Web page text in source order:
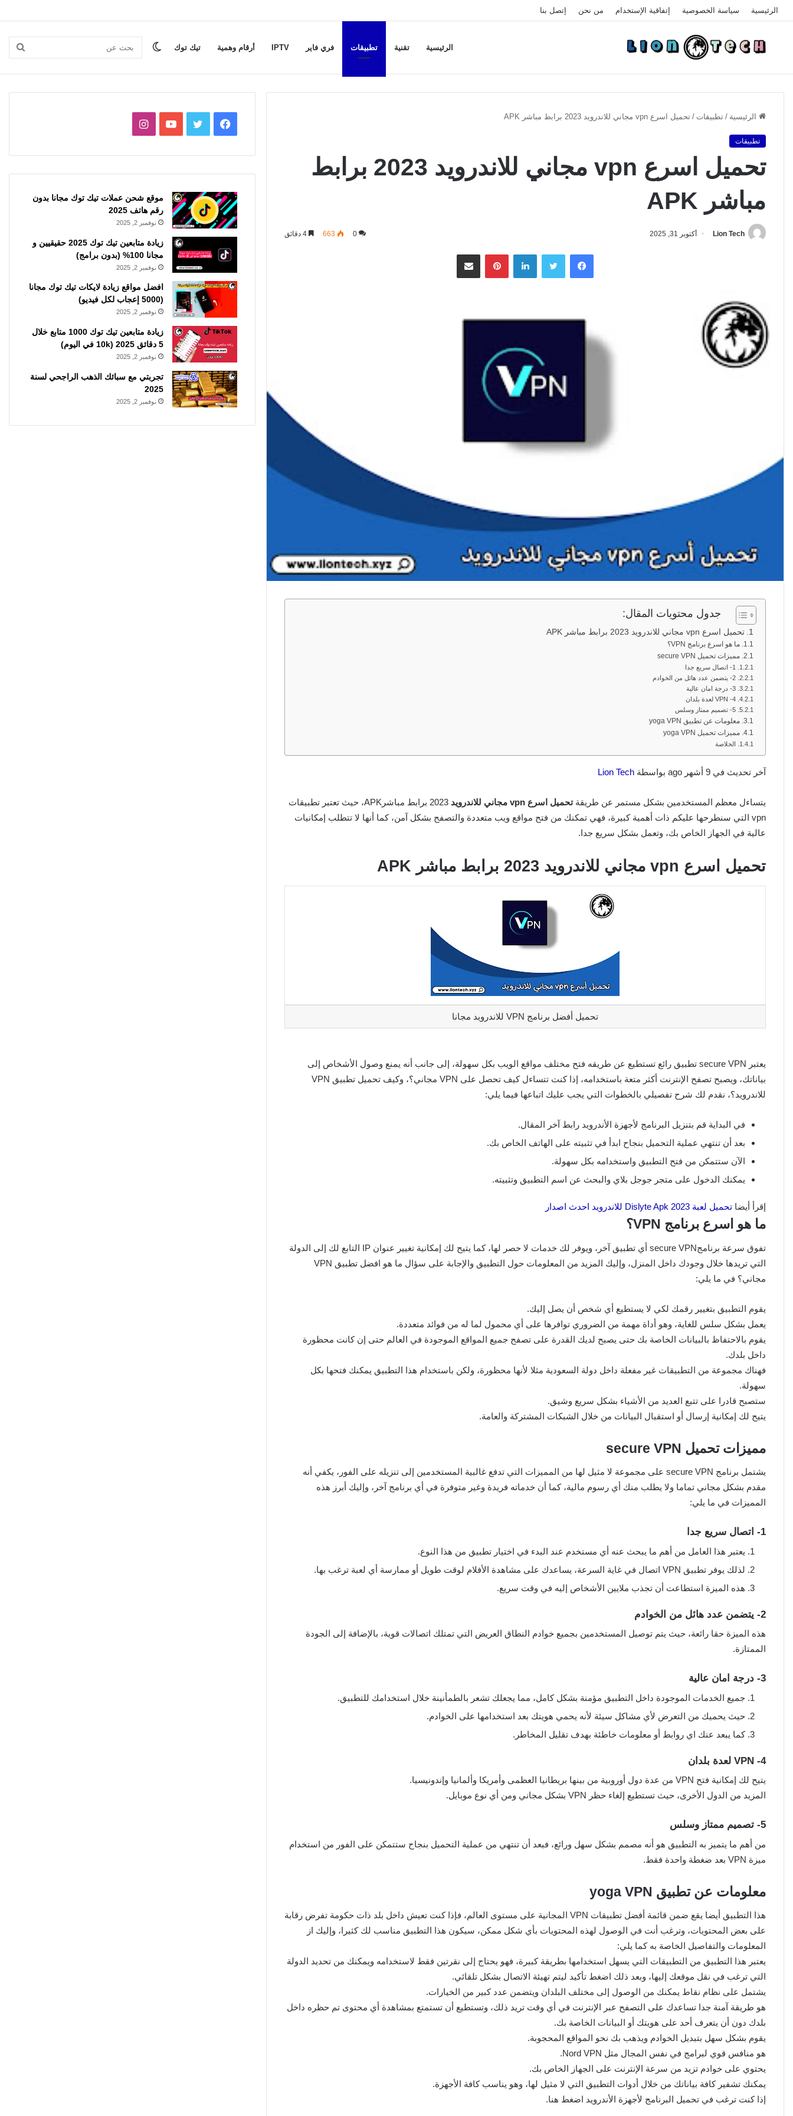
الرئيسية سياسة الخصوصية إتفاقية الإستخدام من نحن إتصل بنا
الرئيسية تقنية تطبيقات فري فاير IPTV أرقام وهمية تيك توك بحث الوضع
الرئيسية / تطبيقات / تحميل اسرع vpn مجاني للاندرويد 2023 برابط مباشر APK
تطبيقات
تحميل اسرع vpn مجاني للاندرويد 2023 برابط
مباشر APK
Lion Tech أكتوبر 31, 2025 0
663
فيسبوك تويتر لينكدإن بينتيريستمشاركة عبر البريد
جدول محتويات المقال:
تحميل اسرع vpn مجاني للاندرويد 2023 برابط مباشر APK
ما هو اسرع برنامج VPN؟
مميزات تحميل secure VPN
1- اتصال سريع جدا
2- يتضمن عدد هائل من الخوادم
3- درجة امان عالية
4- VPN لعدة بلدان
5- تصميم ممتاز وسلس
معلومات عن تطبيق yoga VPN
مميزات تحميل yoga VPN
الخلاصة
آخر تحديث في 9 أشهر ago بواسطة Lion Tech
يتساءل معظم المستخدمين بشكل مستمر عن طريقةتحميل اسرع vpn مجاني للاندرويد
2023 برابط مباشرAPK، حيث تعتبر تطبيقات
vpn التي سنطرحها عليكم ذات أهمية كبيرة، فهي تمكنك من فتح مواقع ويب متعددة والتصفح بشكل آمن، كما أنها لا تتطلب إمكانيات
عالية في الجهاز الخاص بك، وتعمل بشكل سريع جدا.
تحميل اسرع vpn مجاني للاندرويد 2023 برابط مباشر APK
تحميل أفضل برنامج VPN للاندرويد مجانا
يعتبر secure VPN تطبيق رائع تستطيع عن طريقه فتح مختلف مواقع الويب بكل سهولة، إلى جانب أنه يمنع وصول الأشخاص إلى
بياناتك، ويصبح تصفح الإنترنت أكثر متعة باستخدامه، إذا كنت تتساءل كيف تحصل على VPN مجاني؟، وكيف تحميل تطبيق VPN
للاندرويد؟، نقدم لك شرح تفصيلي بالخطوات التي يجب عليك اتباعها فيما يلي:
في البداية قم بتنزيل البرنامج لأجهزة الأندرويد رابط آخر المقال.
بعد أن تنتهي عملية التحميل بنجاح ابدأ في تثبيته على الهاتف الخاص بك.
الآن ستتمكن من فتح التطبيق واستخدامه بكل سهولة.
يمكنك الدخول على متجر جوجل بلاي والبحث عن اسم التطبيق وتثبيته.
إقرأ أيضا تحميل لعبة Dislyte Apk 2023 للاندرويد احدث اصدار
ما هو اسرع برنامج VPN؟
تفوق سرعة برنامجsecure VPN أي تطبيق آخر، ويوفر لك خدمات لا حصر لها، كما يتيح لك إمكانية تغيير عنوان IP التابع لك إلى الدولة
التي تريدها خلال وجودك داخل المنزل، وإليك المزيد من المعلومات حول التطبيق والإجابة على سؤال ما هو افضل تطبيق VPN
مجاني؟ في ما يلي:
يقوم التطبيق بتغيير رقمك لكي لا يستطيع أي شخص أن يصل إليك.
يعمل بشكل سلس للغاية، وهو أداة مهمة من الضروري توافرها على أي محمول لما له من فوائد متعددة.
يقوم بالاحتفاظ بالبيانات الخاصة بك حتى يصبح لديك القدرة على تصفح جميع المواقع الموجودة في العالم حتى إن كانت محظورة
داخل بلدك.
فهناك مجموعة من التطبيقات غير مفعلة داخل دولة السعودية مثلا لأنها محظورة، ولكن باستخدام هذا التطبيق يمكنك فتحها بكل
سهولة.
ستصبح قادرا على تتبع العديد من الأشياء بشكل سريع وشيق.
يتيح لك إمكانية إرسال أو استقبال البيانات من خلال الشبكات المشتركة والعامة.
مميزات تحميل secure VPN
يشتمل برنامج secure VPN على مجموعة لا مثيل لها من المميزات التي تدفع غالبية المستخدمين إلى تنزيله على الفور، يكفي أنه
مقدم بشكل مجاني تماما ولا يطلب منك أي رسوم مالية، كما أن خدماته فريدة وغير متوفرة في أي برنامج آخر، وإليك أبرز هذه
المميزات في ما يلي:
1- اتصال سريع جدا
يعتبر هذا العامل من أهم ما يبحث عنه أي مستخدم عند البدء في اختيار تطبيق من هذا النوع.
لذلك يوفر تطبيق VPN اتصال في غاية السرعة، يساعدك على مشاهدة الأفلام لوقت طويل أو ممارسة أي لعبة ترغب بها.
هذه الميزة استطاعت أن تجذب ملايين الأشخاص إليه في وقت سريع.
2- يتضمن عدد هائل من الخوادم
هذه الميزة حقا رائعة، حيث يتم توصيل المستخدمين بجميع خوادم النطاق العريض التي تمتلك اتصالات قوية، بالإضافة إلى الجودة
الممتازة.
3- درجة امان عالية
جميع الخدمات الموجودة داخل التطبيق مؤمنة بشكل كامل، مما يجعلك تشعر بالطمأنينة خلال استخدامك للتطبيق.
حيث يحميك من التعرض لأي مشاكل سيئة لأنه يحمي هويتك بعد استخدامها على الخوادم.
كما يبعد عنك اي روابط أو معلومات خاطئة بهدف تقليل المخاطر.
4- VPN لعدة بلدان
يتيح لك إمكانية فتح VPN من عدة دول أوروبية من بينها بريطانيا العظمى وأمريكا وألمانيا وإندونيسيا.
المزيد من الدول الأخرى، حيث تستطيع إلغاء حظر VPN بشكل مجاني ومن أي نوع موبايل.
5- تصميم ممتاز وسلس
من أهم ما يتميز به التطبيق هو أنه مصمم بشكل سهل ورائع، فبعد أن تنتهي من عملية التحميل بنجاح ستتمكن على الفور من استخدام
ميزة VPN بعد ضغطة واحدة فقط.
معلومات عن تطبيق yoga VPN
هذا التطبيق أيضا يقع ضمن قائمة أفضل تطبيقات VPN المجانية على مستوى العالم، فإذا كنت تعيش داخل بلد ذات حكومة تفرض رقابة
على بعض المحتويات، وترغب أنت في الوصول لهذه المحتويات بأي شكل ممكن، سيكون هذا التطبيق مناسب لك كثيرا، وإليك از
المعلومات والتفاصيل الخاصة به كما يلي:
يعتبر هذا التطبيق من التطبيقات التي يسهل استخدامها بطريقة كبيرة، فهو يحتاج إلى نقرتين فقط لاستخدامه ويمكنك من تحديد الدولة
التي ترغب في نقل موقعك إليها، وبعد ذلك اضغط تأكيد ليتم تهيئة الاتصال بشكل تلقائي.
يشتمل على نظام نقاط يمكنك من الوصول إلى مختلف البلدان ويتضمن عدد كبير من الخيارات.
هو طريقة آمنة جدا تساعدك على التصفح عبر الإنترنت في أي وقت تريد ذلك، وتستطيع أن تستمتع بمشاهدة أي محتوى تم حظره داخل
بلدك دون أن يتعرف أحد على هويتك أو البيانات الخاصة بك.
يقوم بشكل سهل بتبديل الخوادم ويذهب بك نحو المواقع المحجوبة.
هو منافس قوي لبرامج في نفس المجال مثل Nord VPN.
يحتوي على خوادم تزيد من سرعة الإنترنت على الجهاز الخاص بك.
يمكنك تشفير كافة بياناتك من خلال أدوات التطبيق التي لا مثيل لها، وهو يناسب كافة الأجهزة.
إذا كنت ترغب في تحميل البرنامج لأجهزة الأندرويد اضغط هنا.
فيسبوكتويتر يوتيوبانستقرام
موقع شحن عملات تيك توك مجانا بدون
رقم هاتف 2025
نوفمبر 2, 2025
زيادة متابعين تيك توك 2025 حقيقيين و
مجانا 100% (بدون برامج)
نوفمبر 2, 2025
افضل مواقع زيادة لايكات تيك توك مجانا
(5000 إعجاب لكل فيديو)
نوفمبر 2, 2025
زيادة متابعين تيك توك 1000 متابع خلال
5 دقائق 2025 (10k في اليوم)
نوفمبر 2, 2025
تجربتي مع سبائك الذهب الراجحي لسنة
2025
نوفمبر 2, 2025